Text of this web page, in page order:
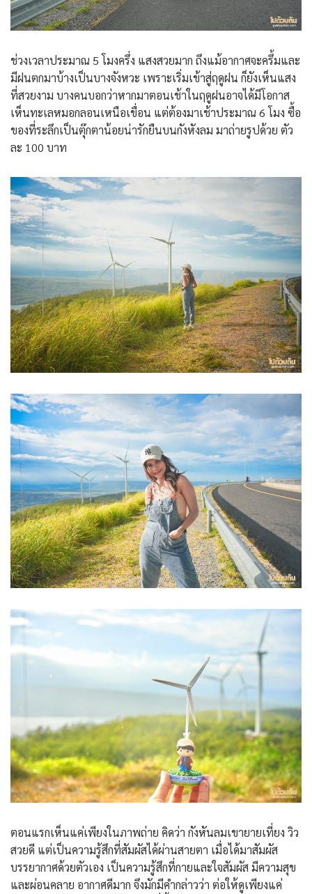
ช่วงเวลาประมาณ 5 โมงครึ่ง แสงสวยมาก ถึงแม้อากาศจะครึ้มและ
มีฝนตกมาบ้างเป็นบางจังหวะ เพราะเริ่มเข้าสู่ฤดูฝน ก็ยังเห็นแสง
ที่สวยงาม บางคนบอกว่าหากมาตอนเช้าในฤดูฝนอาจได้มีโอกาส
เห็นทะเลหมอกลอนเหนือเขื่อน แต่ต้องมาเช้าประมาณ 6 โมง ซื้อ
ของที่ระลึกเป็นตุ๊กตาน้อยน่ารักยืนบนกังหังลม มาถ่ายรูปด้วย ตัว
ละ 100 บาท
ตอนแรกเห็นแค่เพียงในภาพถ่าย คิดว่า กังหันลมเขายายเที่ยง วิว
สวยดี แต่เป็นความรู้สึกที่สัมผัสได้ผ่านสายตา เมื่อได้มาสัมผัส
บรรยากาศด้วยตัวเอง เป็นความรู้สึกที่กายและใจสัมผัส มีความสุข
และผ่อนคลาย อากาศดีมาก จึงมักมีคำกล่าวว่า ต่อให้ดูเพียงแค่